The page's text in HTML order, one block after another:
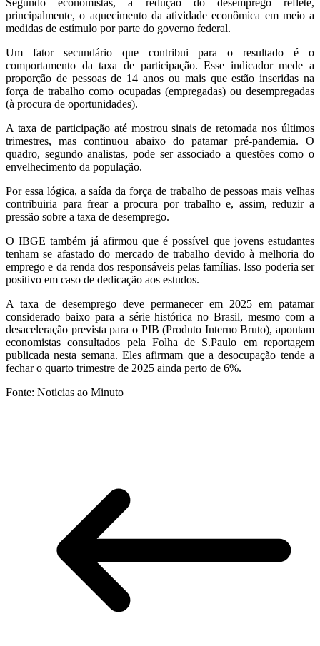
principalmente, o aquecimento da atividade econômica em meio a
medidas de estímulo por parte do governo federal.
Um fator secundário que contribui para o resultado é o
comportamento da taxa de participação. Esse indicador mede a
proporção de pessoas de 14 anos ou mais que estão inseridas na
força de trabalho como ocupadas (empregadas) ou desempregadas
(à procura de oportunidades).
A taxa de participação até mostrou sinais de retomada nos últimos
trimestres, mas continuou abaixo do patamar pré-pandemia. O
quadro, segundo analistas, pode ser associado a questões como o
envelhecimento da população.
Por essa lógica, a saída da força de trabalho de pessoas mais velhas
contribuiria para frear a procura por trabalho e, assim, reduzir a
pressão sobre a taxa de desemprego.
O IBGE também já afirmou que é possível que jovens estudantes
tenham se afastado do mercado de trabalho devido à melhoria do
emprego e da renda dos responsáveis pelas famílias. Isso poderia ser
positivo em caso de dedicação aos estudos.
A taxa de desemprego deve permanecer em 2025 em patamar
considerado baixo para a série histórica no Brasil, mesmo com a
desaceleração prevista para o PIB (Produto Interno Bruto), apontam
economistas consultados pela Folha de S.Paulo em reportagem
publicada nesta semana. Eles afirmam que a desocupação tende a
fechar o quarto trimestre de 2025 ainda perto de 6%.
Fonte: Noticias ao Minuto